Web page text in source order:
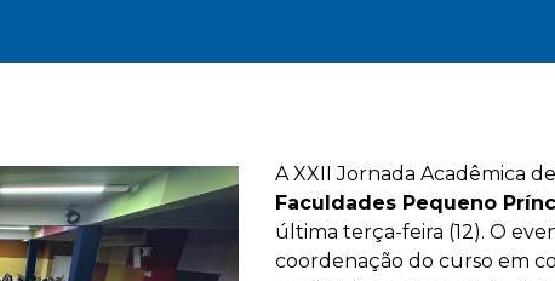
A XXII Jornada Acadêmica
Faculdades Pequeno
última terça-feira (12). O
coordenação do curso em